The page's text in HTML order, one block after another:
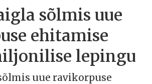
sõlmis uue
ehitamise
lepingu
uue ravikorpuse